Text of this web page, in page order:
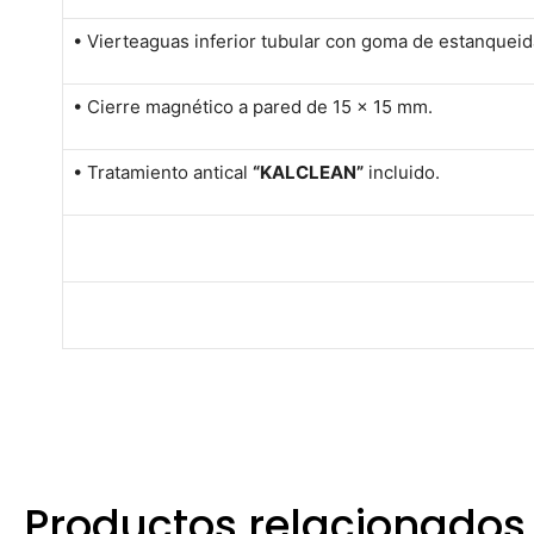
• Vierteaguas inferior tubular con goma de
• Cierre magnético a pared de 15 x 15 mm.
• Tratamiento antical “KALCLEAN” incluido.